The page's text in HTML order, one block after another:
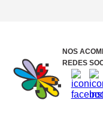
NOS
REDES